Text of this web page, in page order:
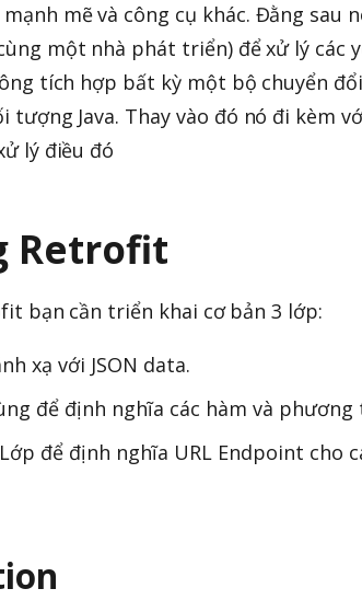
mẽ và công cụ khác. Đằng sau
một nhà phát triển) để xử lý các
tích hợp bất kỳ một bộ chuyển
tượng Java. Thay vào đó nó đi kèm
lý điều đó
Retrofit
bạn cần triển khai cơ bản 3 lớp:
xạ với JSON data.
để định nghĩa các hàm và phương
để định nghĩa URL Endpoint cho